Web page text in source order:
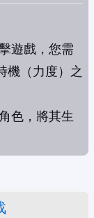
遊戲，您需
機（力度）之
色，將其生